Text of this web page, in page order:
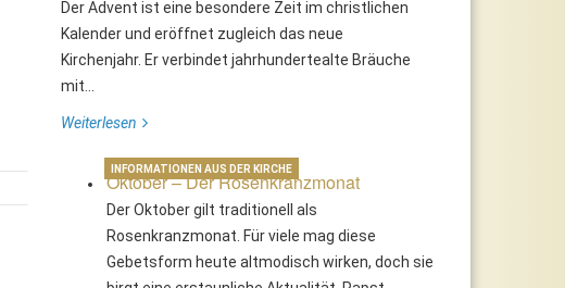
Der Advent ist eine besondere Zeit im christlichen
Kalender und eröffnet zugleich das neue
Kirchenjahr. Er verbindet jahrhundertealte Bräuche
mit...
Weiterlesen
Oktober – Der Rosenkranzmonat
Der Oktober gilt traditionell als
Rosenkranzmonat. Für viele mag diese
Gebetsform heute altmodisch wirken, doch sie
INFORMATIONEN AUS DER KIRCHE